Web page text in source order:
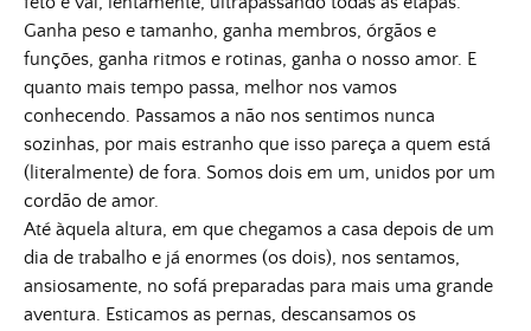
Ganha peso e tamanho, ganha membros, órgãos e
funções, ganha ritmos e rotinas, ganha o nosso amor. E
quanto mais tempo passa, melhor nos vamos
conhecendo. Passamos a não nos sentimos nunca
sozinhas, por mais estranho que isso pareça a quem está
(literalmente) de fora. Somos dois em um, unidos por um
cordão de amor.
Até àquela altura, em que chegamos a casa depois de um
dia de trabalho e já enormes (os dois), nos sentamos,
ansiosamente, no sofá preparadas para mais uma grande
aventura. Esticamos as pernas, descansamos os